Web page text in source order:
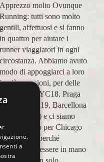
Apprezzo molto Ovunque
Running: tutti sono molto
gentili, affettuosi e si fanno
in quattro per aiutare i
runner viaggiatori in ogni
circostanza. Abbiamo avuto
modo di appoggiarci a loro
in più occasioni, per delle
maratone (NYC18, Praga
19, Valencia 19, Barcellona
21, NYC 22) e ci siamo
affidati a loro per Chicago
23 (ottobre) perché
sappiamo di essere in mano
a persone non solo
a